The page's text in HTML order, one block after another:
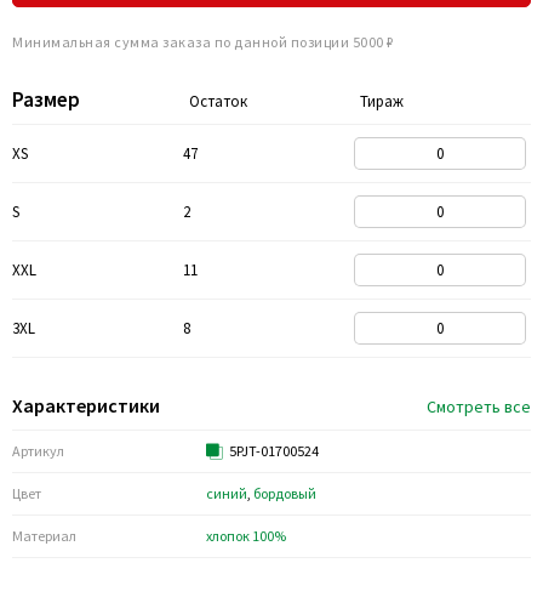
Размер Остаток Тираж
XS 47
S 2
XXL 11
3XL 8
Характеристики Смотреть все
Артикул 5PJT-01700524
Цвет синий, бордовый
Материал хлопок 100%
Минимальная сумма заказа по данной позиции 5000 ₽